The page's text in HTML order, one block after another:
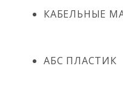
КАБЕЛЬНЫЕ
АБС ПЛАСТИК